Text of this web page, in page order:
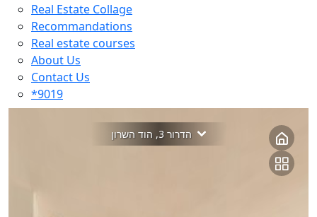
Real Estate Collage
Recommandations
Real estate courses
About Us
Contact Us
*9019